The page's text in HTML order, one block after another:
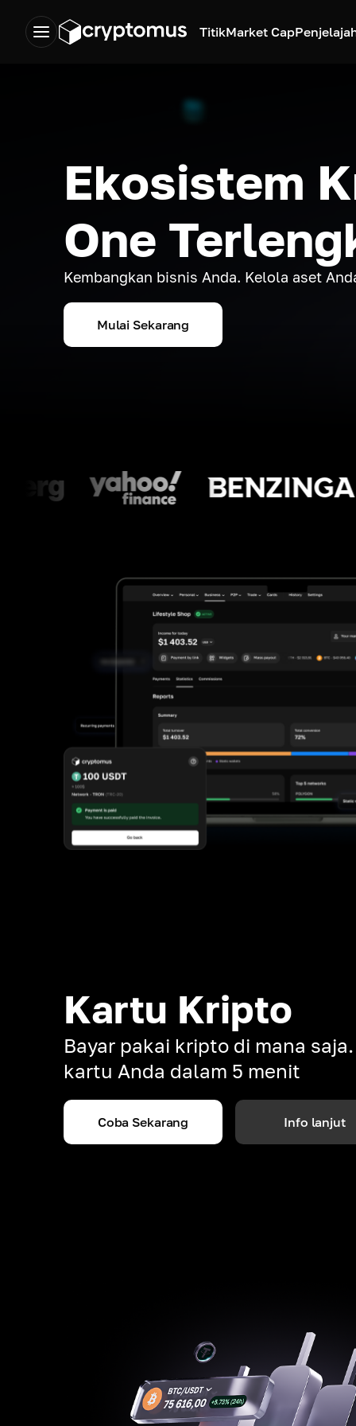
TitikMarket Cap
Ekosistem
One
Kembangkan bisnis Anda. Kelola aset
Mulai Sekarang
Kartu Kripto
Bayar pakai kripto di mana
kartu Anda dalam 5 menit
Coba Sekarang Info lanjut